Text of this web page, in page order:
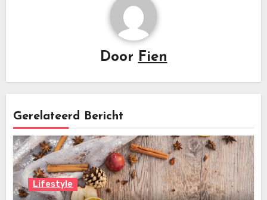
Door Fien
Gerelateerd Bericht
Lifestyle